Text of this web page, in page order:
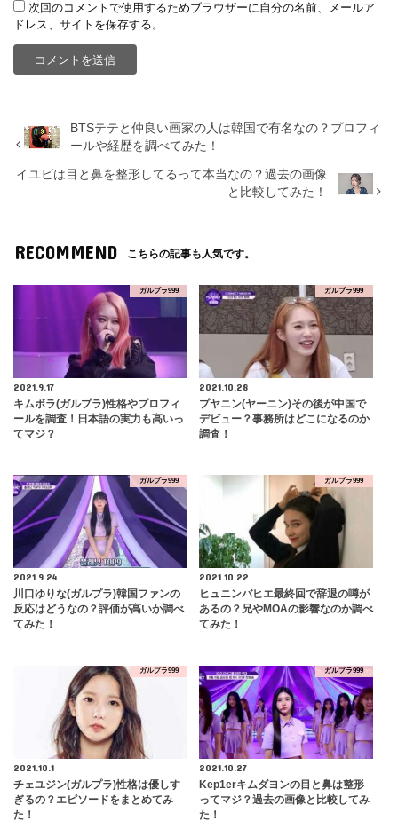
次回のコメントで使用するためブラウザーに自分の名前、メールア
ドレス、サイトを保存する。
BTSテテと仲良い画家の人は韓国で有名なの？プロフィ
ールや経歴を調べてみた！
イユビは目と鼻を整形してるって本当なの？過去の画像
と比較してみた！
RECOMMEND こちらの記事も人気です。
ガルプラ999
2021.9.17
キムボラ(ガルプラ)性格やプロフィ
ールを調査！日本語の実力も高いっ
てマジ？
ガルプラ999
2021.10.28
プヤニン(ヤーニン)その後が中国で
デビュー？事務所はどこになるのか
調査！
ガルプラ999
2021.9.24
川口ゆりな(ガルプラ)韓国ファンの
反応はどうなの？評価が高いか調べ
てみた！
ガルプラ999
2021.10.22
ヒュニンバヒエ最終回で辞退の噂が
あるの？兄やMOAの影響なのか調べ
てみた！
ガルプラ999
2021.10.1
チェユジン(ガルプラ)性格は優しす
ぎるの？エピソードをまとめてみ
た！
ガルプラ999
2021.10.27
Kep1erキムダヨンの目と鼻は整形
ってマジ？過去の画像と比較してみ
た！